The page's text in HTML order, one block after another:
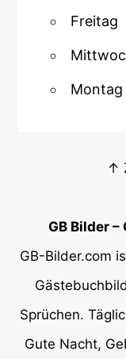
Freitag
Montag
↑
GB Bilder
GB-Bilder.com
Sprüchen.
Gute Nacht,